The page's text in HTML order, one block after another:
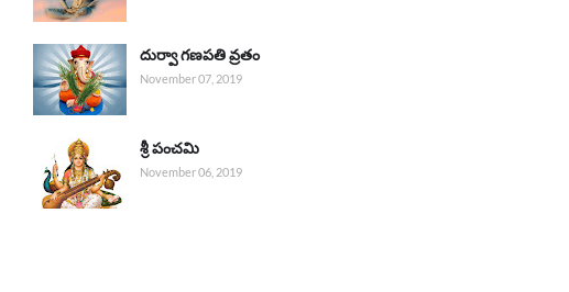
దుర్వా గణపతి వ్రతం
November 07, 2019
శ్రీ పంచమి
November 06, 2019